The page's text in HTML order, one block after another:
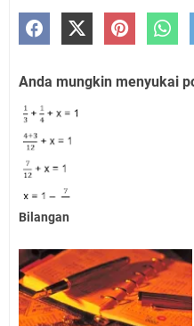
Anda mungkin menyukai
Bilangan